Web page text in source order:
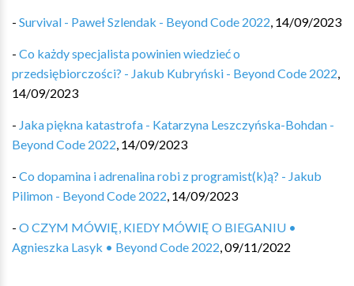
- Survival - Paweł Szlendak - Beyond Code 2022, 14/09/2023
- Co każdy specjalista powinien wiedzieć o
przedsiębiorczości? - Jakub Kubryński - Beyond Code 2022,
14/09/2023
- Jaka piękna katastrofa - Katarzyna Leszczyńska-Bohdan -
Beyond Code 2022, 14/09/2023
- Co dopamina i adrenalina robi z programist(k)ą? - Jakub
Pilimon - Beyond Code 2022, 14/09/2023
- O CZYM MÓWIĘ, KIEDY MÓWIĘ O BIEGANIU •
Agnieszka Lasyk • Beyond Code 2022,09/11/2022